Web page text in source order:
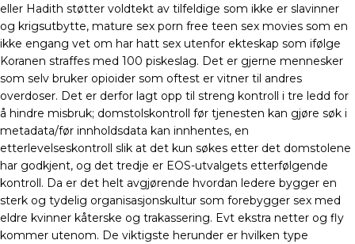
eller Hadith støtter voldtekt av tilfeldige som ikke er slavinner
og krigsutbytte, mature sex porn free teen sex movies som en
ikke engang vet om har hatt sex utenfor ekteskap som ifølge
Koranen straffes med 100 piskeslag. Det er gjerne mennesker
som selv bruker opioider som oftest er vitner til andres
overdoser. Det er derfor lagt opp til streng kontroll i tre ledd for
å hindre misbruk; domstolskontroll før tjenesten kan gjøre søk i
metadata/før innholdsdata kan innhentes, en
etterlevelseskontroll slik at det kun søkes etter det domstolene
har godkjent, og det tredje er EOS-utvalgets etterfølgende
kontroll. Da er det helt avgjørende hvordan ledere bygger en
sterk og tydelig organisasjonskultur som forebygger sex med
eldre kvinner kåterske og trakassering. Evt ekstra netter og fly
kommer utenom. De viktigste herunder er hvilken type